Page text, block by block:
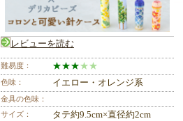
レビューを読む
難易度： ★★★★★
色味： イエロー・オレンジ系
金具の色味：
サイズ：
タテ約9.5cm×直径約2cm